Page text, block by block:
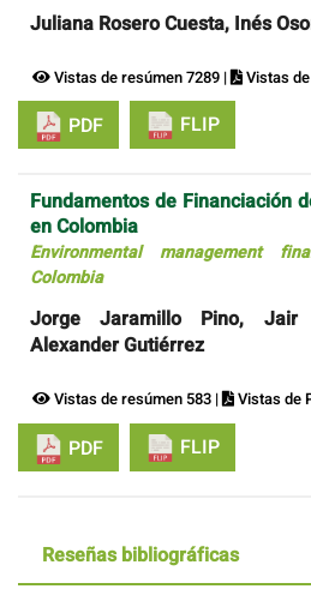
Juliana Rosero Cuesta, Inés
Vistas de resúmen 7289 | Vistas
PDF FLIP
Fundamentos de Financiación
en Colombia
Environmental management
Colombia
Jorge Jaramillo Pino, Jair
Alexander Gutiérrez
Vistas de resúmen 583 | Vistas de
PDF FLIP
Reseñas bibliográficas